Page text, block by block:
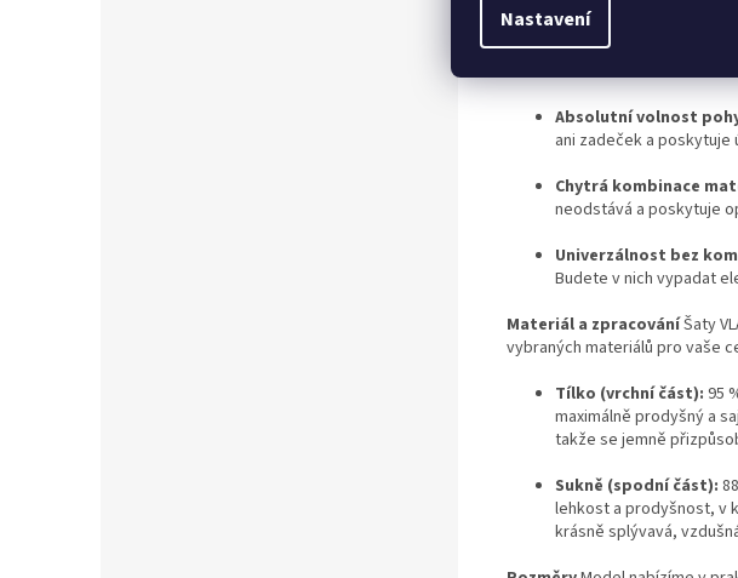
NastaveníStřih, který lichotí
prodlužuje siluetu a
Absolutní volnost
ani zadeček a
Chytrá kombinace
neodstává a poskytuje
Univerzálnost bez
Budete v nich vypadat
Materiál a zpracováníŠaty
vybraných materiálů pro vaše
Tílko (vrchní část): 95
maximálně prodyšný a
takže se jemně
Sukně (spodní část):
lehkost a prodyšnost, v
krásně splývavá,